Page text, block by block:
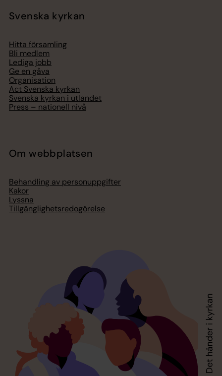
Svenska kyrkan
Hitta församling
Bli medlem
Lediga jobb
Ge en gåva
Organisation
Act Svenska kyrkan
Svenska kyrkan i utlandet
Press – nationell nivå
Om webbplatsen
Behandling av personuppgifter
Kakor
Lyssna
Tillgänglighetsredogörelse